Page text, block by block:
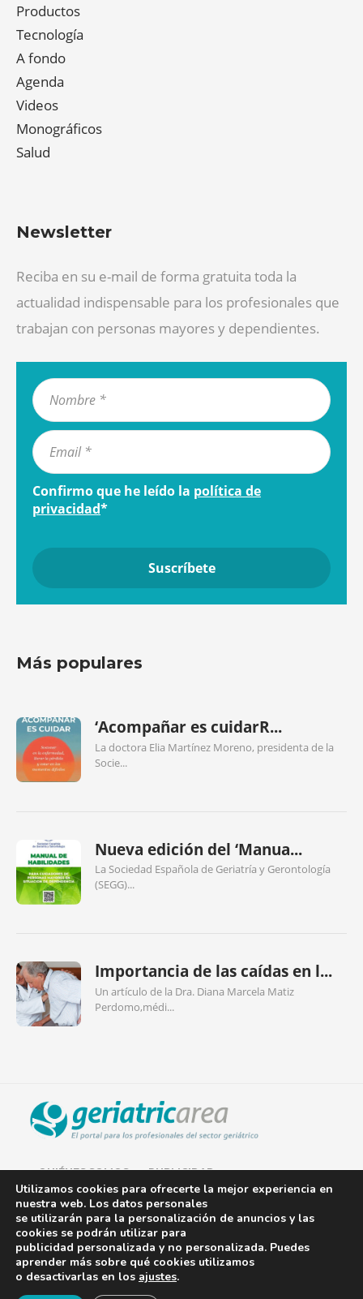
Productos
Tecnología
A fondo
Agenda
Videos
Monográficos
Salud
Newsletter
Reciba en su e-mail de forma gratuita toda la
actualidad indispensable para los profesionales que
trabajan con personas mayores y dependientes.
Confirmo que he leído la política de
privacidad*
Más populares
‘Acompañar es cuidarR...
La doctora Elia Martínez Moreno, presidenta de la
Socie...
Nueva edición del ‘Manua...
La Sociedad Española de Geriatría y Gerontología
(SEGG)...
Importancia de las caídas en l...
Un artículo de la Dra. Diana Marcela Matiz
Perdomo,médi...
QUIÉNES SOMOS PUBLICIDAD
AVISO LEGAL
POLÍTICA DE COOKIES
POLÍTICA DE PRIVACIDAD
Utilizamos cookies para ofrecerte la mejor experiencia en
nuestra web. Los datos personales
se utilizarán para la personalización de anuncios y las
cookies se podrán utilizar para
publicidad personalizada y no personalizada. Puedes
aprender más sobre qué cookies utilizamos
o desactivarlas en los ajustes.